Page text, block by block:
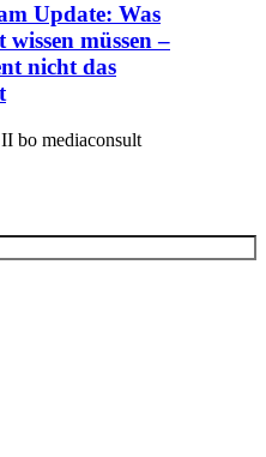
Update: Was
müssen –
nicht das
bo mediaconsult